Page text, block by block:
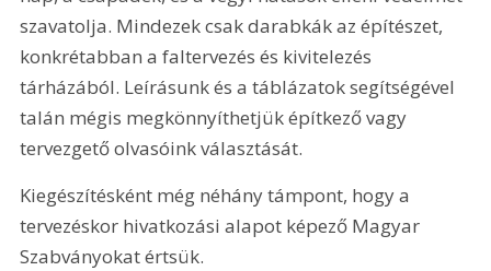
szavatolja. Mindezek csak darabkák az építészet,
konkrétabban a faltervezés és kivitelezés
tárházából. Leírásunk és a táblázatok segítségével
talán mégis megkönnyíthetjük építkező vagy
tervezgető olvasóink választását.
Kiegészítésként még néhány támpont, hogy a
tervezéskor hivatkozási alapot képező Magyar
Szabványokat értsük.